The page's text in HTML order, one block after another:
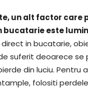
un alt factor care
bucatarie este
in bucatarie,
suferit deoarece se
din luciu. Pentru
folositi